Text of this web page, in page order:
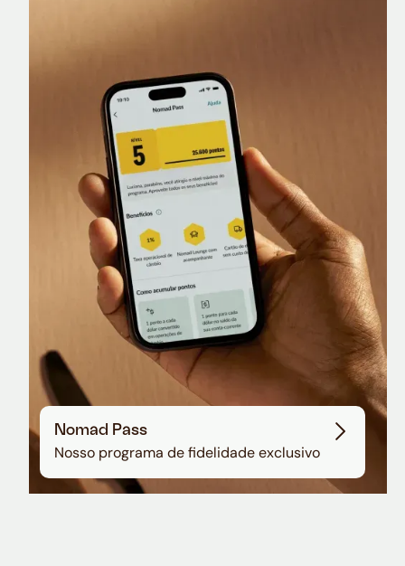
Nomad Lounge
Sala VIP no Aeroporto de Guarulhos
Nomad Pass
Nosso programa de fidelidade exclusivo